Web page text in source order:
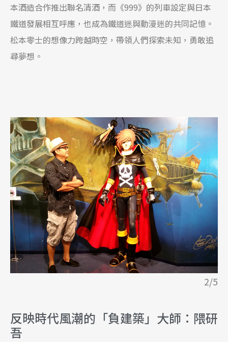
本酒造合作推出聯名清酒，而《999》的列車設定與日本
鐵道發展相互呼應，也成為鐵道迷與動漫迷的共同記憶。
松本零士的想像力跨越時空，帶領人們探索未知，勇敢追
尋夢想。
2/5
反映時代風潮的「負建築」大師：隈研
吾